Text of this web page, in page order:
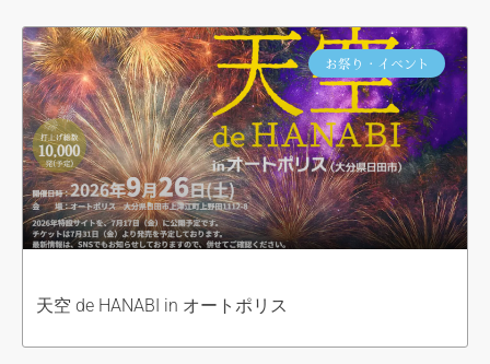
お祭り・イベント
天空 de HANABI in オートポリス